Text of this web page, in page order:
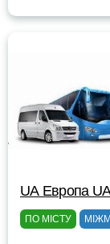
UА Европа
ПО МІСТУ